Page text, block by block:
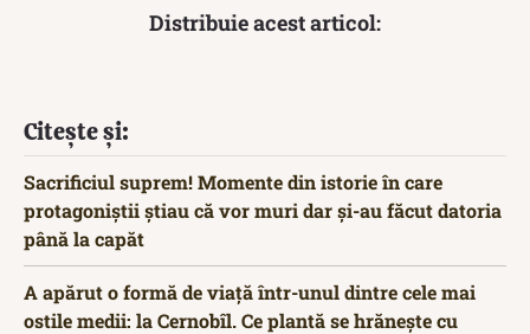
Distribuie acest articol:
Citește și:
Sacrificiul suprem! Momente din istorie în care
protagoniștii știau că vor muri dar și-au făcut datoria
până la capăt
A apărut o formă de viață într-unul dintre cele mai
ostile medii: la Cernobîl. Ce plantă se hrănește cu